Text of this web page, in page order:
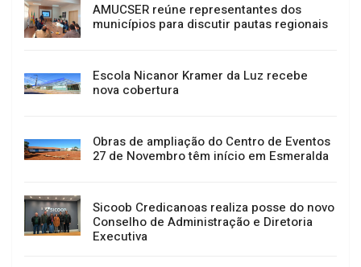
AMUCSER reúne representantes dos
municípios para discutir pautas regionais
Escola Nicanor Kramer da Luz recebe
nova cobertura
Obras de ampliação do Centro de Eventos
27 de Novembro têm início em Esmeralda
Sicoob Credicanoas realiza posse do novo
Conselho de Administração e Diretoria
Executiva